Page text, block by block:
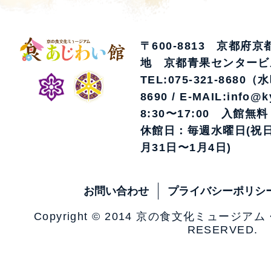
〒600-8813 京都府京
地 京都青果センタービ
TEL:075-321-8680（
8690 / E-
8:30〜17:00 入館無料
休館日：毎週水曜日(祝
月31日〜1月4日)
お問い合わせ プライバシーポリシ
Copyright © 2014 京の食文化ミュージア
RESERVED.